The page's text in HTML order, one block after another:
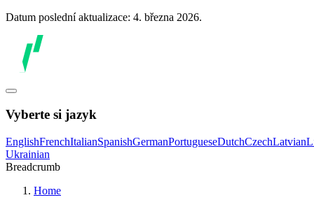
Datum poslední aktualizace: 4. března 2026.
Vyberte si jazyk
EnglishFrenchItalianSpanishGermanPortugueseDutchCzechLatvian
Ukrainian
Breadcrumb
Home